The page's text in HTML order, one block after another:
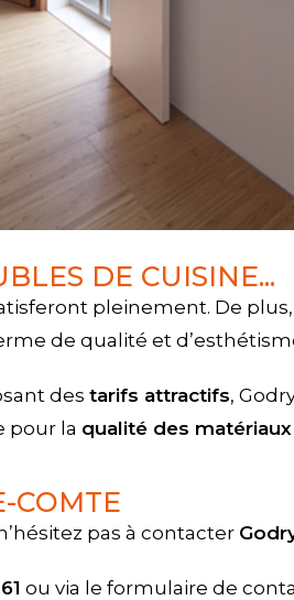
DE CUISINE...
pleinement. De
de qualité et
des tarifs attractifs,
pour la qualité des matériaux
COMTE
pas à contacter
ou via le formulaire de